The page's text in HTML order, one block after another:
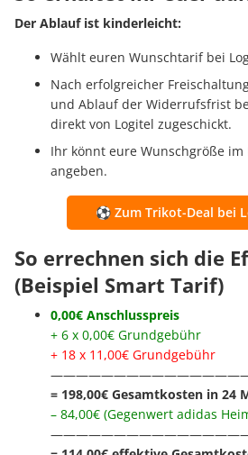
Der Ablauf ist kinderleicht:
Wählt euren Wunschtarif bei
Nach erfolgreicher
und Ablauf der Widerrufsfrist
direkt von Logitel zugeschickt.
Ihr könnt eure Wunschgröße im
angeben.
⚽ Zum Trikot-Deal bei
So errechnen sich die
(Beispiel Smart Tarif)
0,00€ Anschlusspreis
+ 6 x 0,00€ Grundgebühr
+ 18 x 11,00€ Grundgebühr
= 198,00€ Gesamtkosten in 24
– 84,00€ (Gegenwert adidas